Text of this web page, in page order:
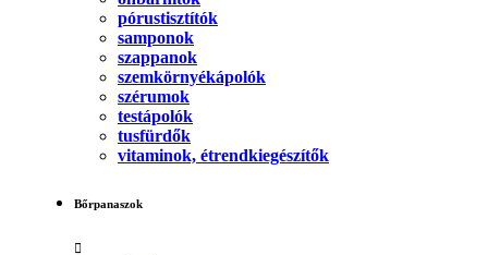
pórustisztítók
samponok
szappanok
szemkörnyékápolók
szérumok
testápolók
tusfürdők
vitaminok, étrendkiegészítők
Bőrpanaszok